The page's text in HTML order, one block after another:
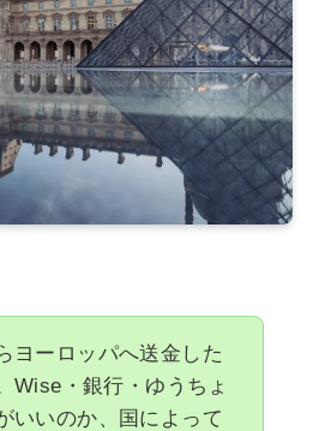
ヨーロッパへ送金した
Wise・銀行・ゆうちょ
いいのか、国によって